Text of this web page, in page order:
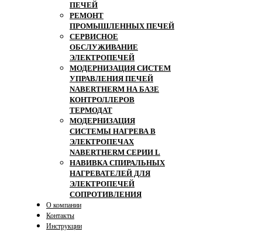
ПЕЧЕЙ
РЕМОНТ
ПРОМЫШЛЕННЫХ ПЕЧЕЙ
СЕРВИСНОЕ
ОБСЛУЖИВАНИЕ
ЭЛЕКТРОПЕЧЕЙ
МОДЕРНИЗАЦИЯ СИСТЕМ
УПРАВЛЕНИЯ ПЕЧЕЙ
NABERTHERM НА БАЗЕ
КОНТРОЛЛЕРОВ
ТЕРМОДАТ
МОДЕРНИЗАЦИЯ
СИСТЕМЫ НАГРЕВА В
ЭЛЕКТРОПЕЧАХ
NABERTHERM СЕРИИ L
НАВИВКА СПИРАЛЬНЫХ
НАГРЕВАТЕЛЕЙ ДЛЯ
ЭЛЕКТРОПЕЧЕЙ
СОПРОТИВЛЕНИЯ
О компании
Контакты
Инструкции